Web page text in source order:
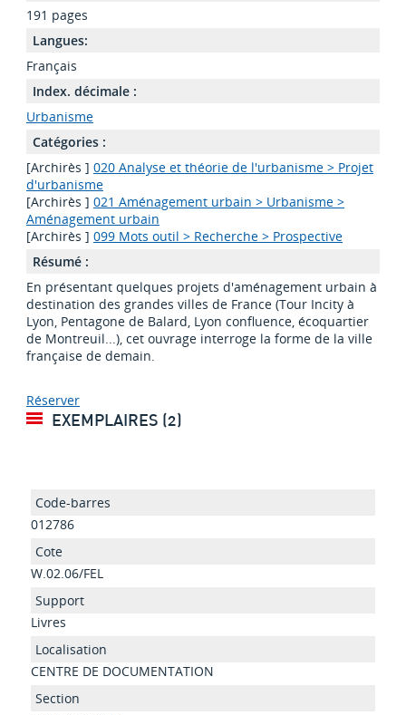
191 pages
Langues:
Français
Index. décimale :
Urbanisme
Catégories :
[Archirès ] 020 Analyse et théorie de l'urbanisme > Projet
d'urbanisme
[Archirès ] 021 Aménagement urbain > Urbanisme >
Aménagement urbain
[Archirès ] 099 Mots outil > Recherche > Prospective
Résumé :
En présentant quelques projets d'aménagement urbain à
destination des grandes villes de France (Tour Incity à
Lyon, Pentagone de Balard, Lyon confluence, écoquartier
de Montreuil...), cet ouvrage interroge la forme de la ville
française de demain.
Réserver
EXEMPLAIRES (2)
012786
W.02.06/FEL
Livres
CENTRE DE DOCUMENTATION